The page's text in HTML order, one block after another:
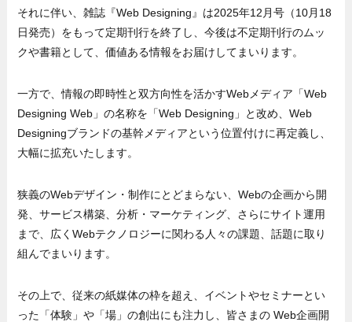
それに伴い、雑誌『Web Designing』は2025年12月号（10月18
日発売）をもって定期刊行を終了し、今後は不定期刊行のムッ
クや書籍として、価値ある情報をお届けしてまいります。
一方で、情報の即時性と双方向性を活かすWebメディア「Web
Designing Web」の名称を「Web Designing」と改め、Web
Designingブランドの基幹メディアという位置付けに再定義し、
大幅に拡充いたします。
狭義のWebデザイン・制作にとどまらない、Webの企画から開
発、サービス構築、分析・マーケティング、さらにサイト運用
まで、広くWebテクノロジーに関わる人々の課題、話題に取り
組んでまいります。
その上で、従来の紙媒体の枠を超え、イベントやセミナーとい
った「体験」や「場」の創出にも注力し、皆さまの Web企画開